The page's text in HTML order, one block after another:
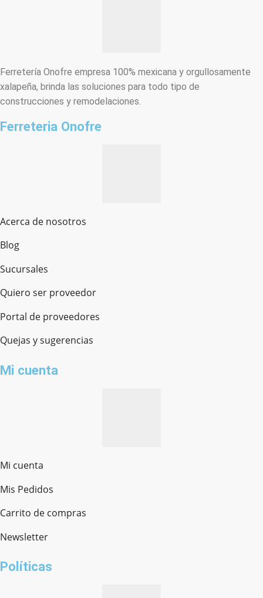
Ferretería Onofre empresa 100% mexicana y orgullosamente
xalapeña, brinda las soluciones para todo tipo de
construcciones y remodelaciones.
Ferreteria Onofre
Acerca de nosotros
Blog
Sucursales
Quiero ser proveedor
Portal de proveedores
Quejas y sugerencias
Mi cuenta
Mi cuenta
Mis Pedidos
Carrito de compras
Newsletter
Políticas